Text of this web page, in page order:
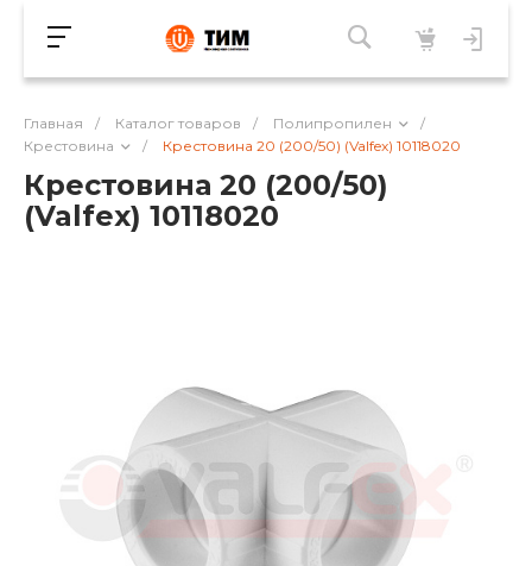
Главная / Каталог товаров / Полипропилен
/
Крестовина
/ Крестовина 20 (200/50) (Valfex) 10118020
Крестовина 20 (200/50)
(Valfex) 10118020